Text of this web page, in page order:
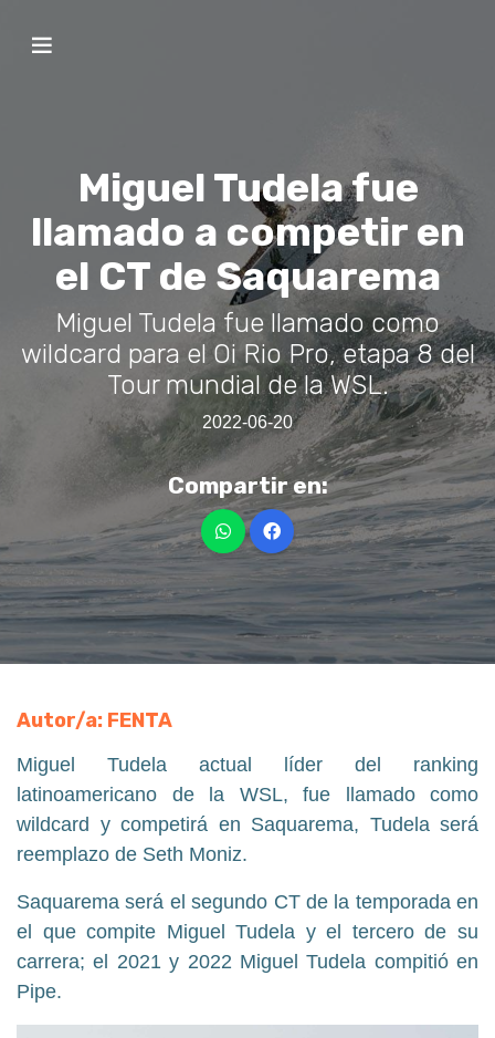
Miguel Tudela fue
llamado a competir en
el CT de Saquarema
Miguel Tudela fue llamado como
wildcard para el Oi Rio Pro, etapa 8 del
Tour mundial de la WSL.
2022-06-20
Compartir en:
Autor/a: FENTA
Miguel Tudela actual líder del ranking
latinoamericano de la WSL, fue llamado como
wildcard y competirá en Saquarema, Tudela será
reemplazo de Seth Moniz.
Saquarema será el segundo CT de la temporada en
el que compite Miguel Tudela y el tercero de su
carrera; el 2021 y 2022 Miguel Tudela compitió en
Pipe.